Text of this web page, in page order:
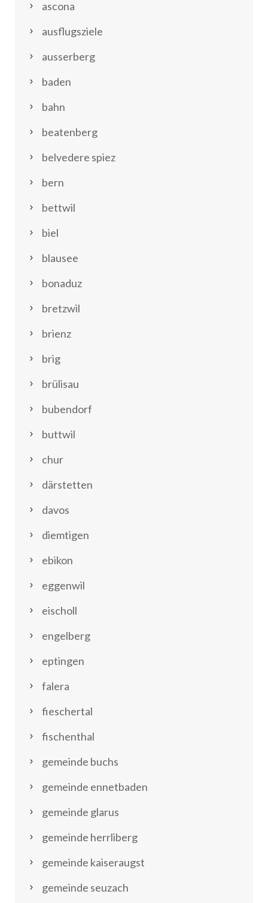
ascona
ausflugsziele
ausserberg
baden
bahn
beatenberg
belvedere spiez
bern
bettwil
biel
blausee
bonaduz
bretzwil
brienz
brig
brülisau
bubendorf
buttwil
chur
därstetten
davos
diemtigen
ebikon
eggenwil
eischoll
engelberg
eptingen
falera
fieschertal
fischenthal
gemeinde buchs
gemeinde ennetbaden
gemeinde glarus
gemeinde herrliberg
gemeinde kaiseraugst
gemeinde seuzach